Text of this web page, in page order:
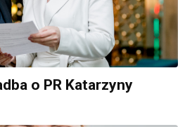
o PR Katarzyny